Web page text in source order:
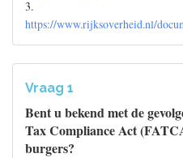
3.
https://www.rijksoverheid.nl/
Vraag 1
Bent u bekend met de
Tax Compliance Act
burgers?